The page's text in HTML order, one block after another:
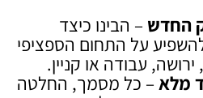
החדש – הבינו כיצד
להשפיע על התחום הספציפי
עבודה או קניין.
מלא – כל מסמך, החלטה